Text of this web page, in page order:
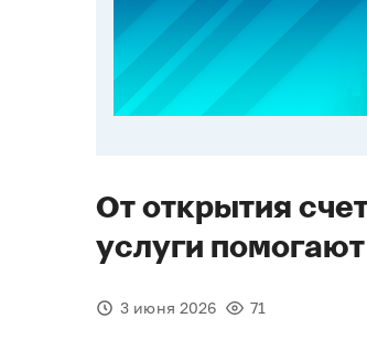
От открытия
услуги
3 июня 2026 71